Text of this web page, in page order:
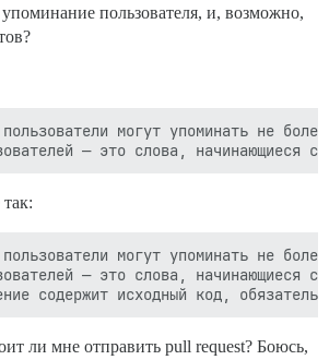
упоминание пользователя, и, возможно,
могут упоминать не
могут упоминать не
— это слова, начинающиеся
ли мне отправить pull request? Боюсь,